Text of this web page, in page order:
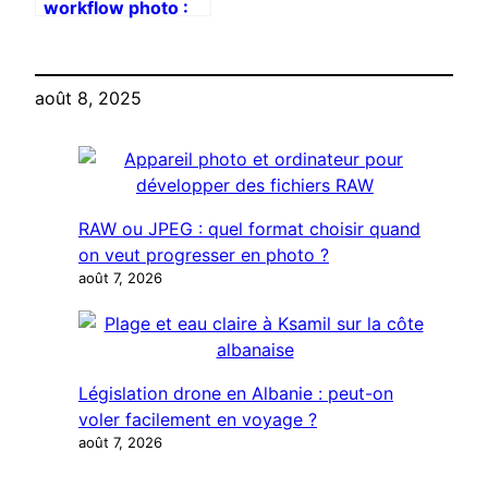
workflow photo :
Setapp
août 8, 2025
RAW ou JPEG : quel format choisir quand
on veut progresser en photo ?
août 7, 2026
Législation drone en Albanie : peut-on
voler facilement en voyage ?
août 7, 2026